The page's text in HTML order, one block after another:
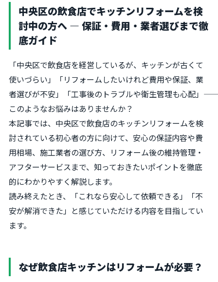
中央区の飲食店でキッチンリフォームを検
討中の方へ ― 保証・費用・業者選びまで徹
底ガイド
「中央区で飲食店を経営しているが、キッチンが古くて
使いづらい」「リフォームしたいけれど費用や保証、業
者選びが不安」「工事後のトラブルや衛生管理も心配」――
このようなお悩みはありませんか？
本記事では、中央区で飲食店のキッチンリフォームを検
討されている初心者の方に向けて、安心の保証内容や費
用相場、施工業者の選び方、リフォーム後の維持管理・
アフターサービスまで、知っておきたいポイントを徹底
的にわかりやすく解説します。
読み終えたとき、「これなら安心して依頼できる」「不
安が解消できた」と感じていただける内容を目指してい
ます。
なぜ飲食店キッチンはリフォームが必要？